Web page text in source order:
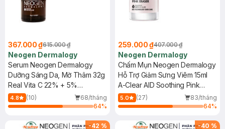
367.000 ₫615.000 ₫
Neogen Dermalogy
Serum Neogen Dermalogy
Dưỡng Sáng Da, Mờ Thâm 32g
Real Vita C 22% + 5%
Niacinamide Serum
4.8 (10)
68/tháng
64%
259.000 ₫407.000 ₫
Neogen Dermalogy
Chấm Mụn Neogen Dermalogy
Hỗ Trợ Giảm Sưng Viêm 15ml
A-Clear AID Soothing Pink
Eraser
5.0 (27)
83/tháng
64%
-42 % -40 %